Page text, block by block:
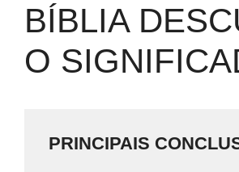
BÍBLIA
O
PRINCIPAIS